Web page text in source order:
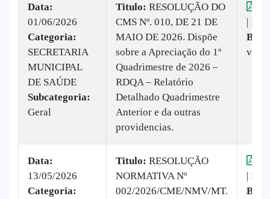
Data:
01/06/2026
Categoria:
SECRETARIA
MUNICIPAL
DE SAÚDE
Subcategoria:
Geral
Titulo: RESOLUÇÃO DO
CMS Nº. 010, DE 21 DE
MAIO DE 2026. Dispõe
sobre a Apreciação do 1º
Quadrimestre de 2026 –
RDQA – Relatório
Detalhado Quadrimestre
Anterior e da outras
providencias.
|
vez
Data:
13/05/2026
Categoria:
Titulo: RESOLUÇÃO
NORMATIVA Nº
002/2026/CME/NMV/MT.
|